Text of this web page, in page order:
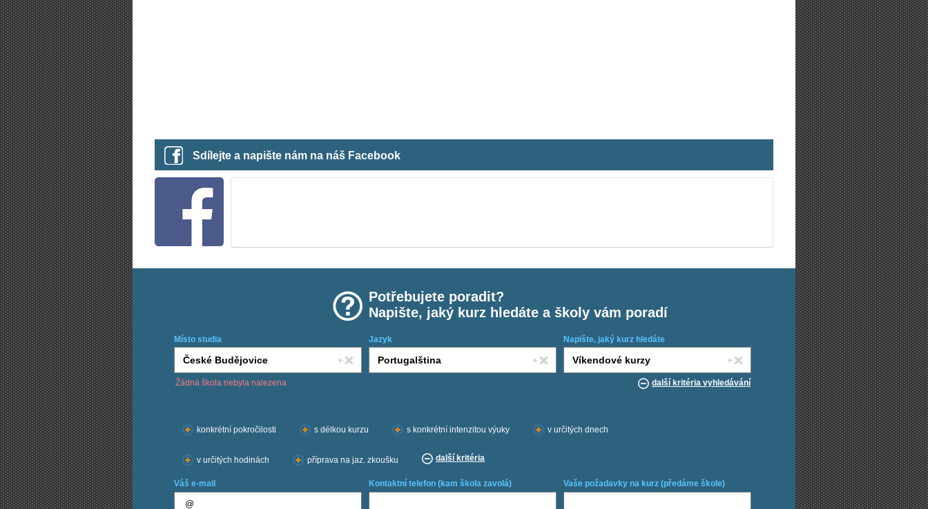
Sdílejte a napište nám na náš Facebook
Potřebujete poradit?
Napište, jaký kurz hledáte a školy vám poradí
Místo studia Jazyk Napište, jaký kurz hledáte
Žádná škola nebyla nalezena další kritéria vyhledávání
konkrétní pokročilosti
s délkou kurzu s konkrétní intenzitou výuky v určitých dnech
v určitých hodinách příprava na jaz. zkoušku další kritéria
Váš e-mail Kontaktní telefon (kam škola zavolá) Vaše požadavky na kurz (předáme škole)